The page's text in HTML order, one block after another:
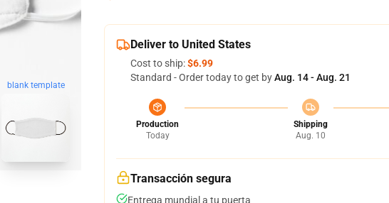
blank template
Deliver to United States
Cost to ship:$6.99
Standard - Order today to get byAug. 14 - Aug. 21
Production
Today
Shipping
Aug. 10
Transacción segura
Entrega mundial a tu puerta